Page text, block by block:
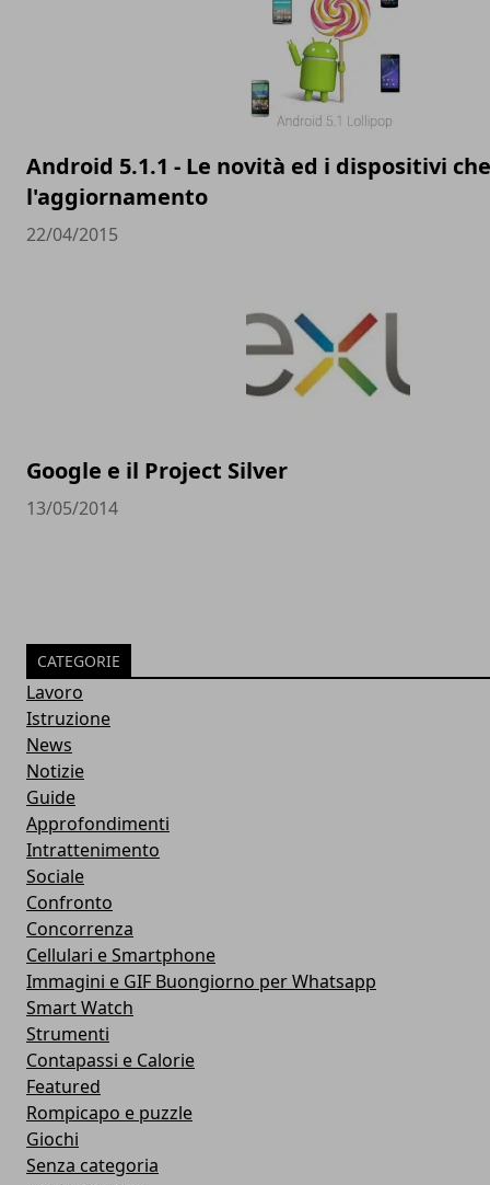
Android 5.1.1 - Le novità ed i dispositivi
l'aggiornamento
22/04/2015
Google e il Project Silver
13/05/2014
CATEGORIE
Lavoro
Istruzione
News
Notizie
Guide
Approfondimenti
Intrattenimento
Sociale
Confronto
Concorrenza
Cellulari e Smartphone
Immagini e GIF Buongiorno per Whatsapp
Smart Watch
Strumenti
Contapassi e Calorie
Featured
Rompicapo e puzzle
Giochi
Senza categoria